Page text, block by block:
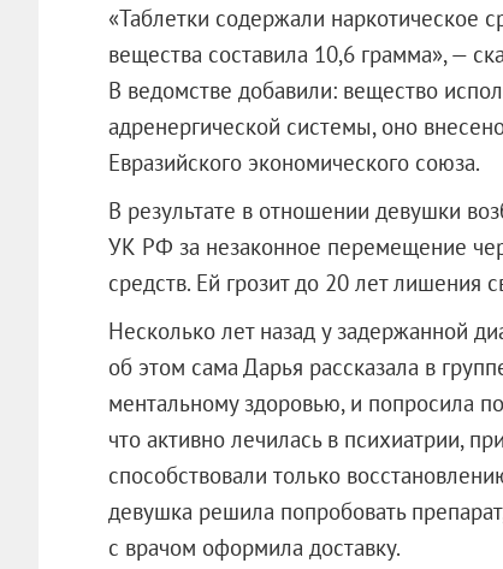
«Таблетки содержали наркотическое
вещества составила 10,6 грамма», —
В ведомстве добавили: вещество
адренергической системы, оно
Евразийского экономического союза.
В результате в отношении девушки
УК РФ за незаконное перемещение
средств. Ей грозит до 20 лет лишения
Несколько лет назад у задержанной
об этом сама Дарья рассказала в
ментальному здоровью, и попросила
что активно лечилась в психиатрии,
способствовали только
девушка решила попробовать
с врачом оформила доставку.